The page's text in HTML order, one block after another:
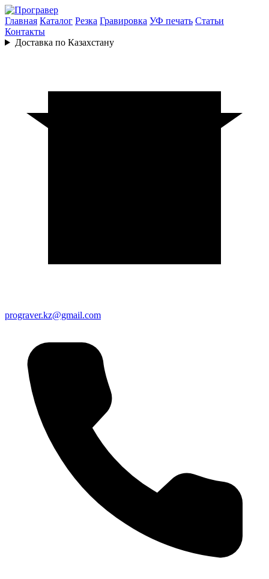
Главная Каталог Резка Гравировка УФ печать Статьи
Контакты
Доставка по Казахстану
prograver.kz@gmail.com